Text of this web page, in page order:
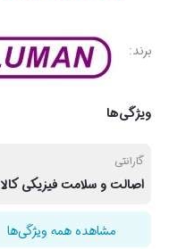
برند:
ویژگی‌ها
گارانتی
اصالت و سلامت فیزیکی کالا
مشاهده همه ویژگی‌ها